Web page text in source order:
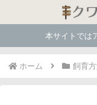
本サイトでは
ホーム 飼育